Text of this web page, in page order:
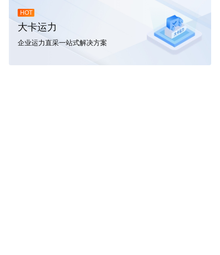
HOT
大卡运力
企业运力直采一站式解决方案